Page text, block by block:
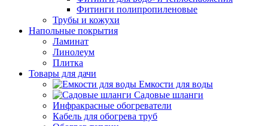
Фитинги полипропиленовые
Трубы и кожухи
Напольные покрытия
Ламинат
Линолеум
Плитка
Товары для дачи
Емкости для воды
Садовые шланги
Инфракрасные обогреватели
Кабель для обогрева труб